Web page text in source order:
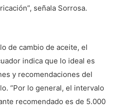
señala Sorrosa.
de cambio de aceite, el
indica que lo ideal es
y recomendaciones del
“Por lo general, el intervalo
recomendado es de 5.000